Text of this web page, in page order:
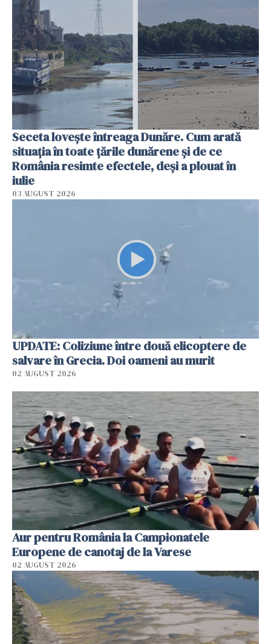
Seceta lovește întreaga Dunăre. Cum arată
situația în toate țările dunărene și de ce
România resimte efectele, deși a plouat în
iulie
03 AUGUST 2026
UPDATE: Coliziune între două elicoptere de
salvare în Grecia. Doi oameni au murit
02 AUGUST 2026
Aur pentru România la Campionatele
Europene de canotaj de la Varese
02 AUGUST 2026